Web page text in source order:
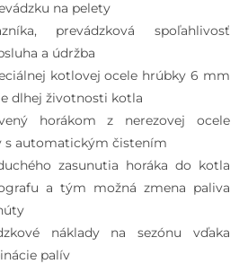
na pelety
prevádzková spoľahlivosť
a údržba
kotlovej ocele hrúbky 6 mm
dlhej životnosti kotla
horákom z nerezovej ocele
s automatickým čistením
zasunutia horáka do kotla
a tým možná zmena paliva
náklady na sezónu vďaka
palív